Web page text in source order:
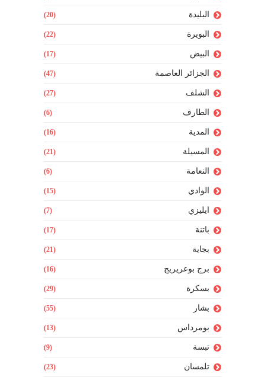
البليدة (20)
البويرة (22)
البيض (17)
الجزائر العاصمة (47)
الشلف (27)
الطارف (6)
المدية (16)
المسيلة (21)
النعامة (6)
الوادي (15)
ايليزي (7)
باتنة (17)
بجاية (21)
برج بوعريريج (16)
بسكرة (29)
بشار (55)
بومرداس (13)
تبسة (9)
تلمسان (23)